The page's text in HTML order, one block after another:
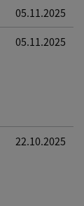
05.11.2025
05.11.2025
22.10.2025